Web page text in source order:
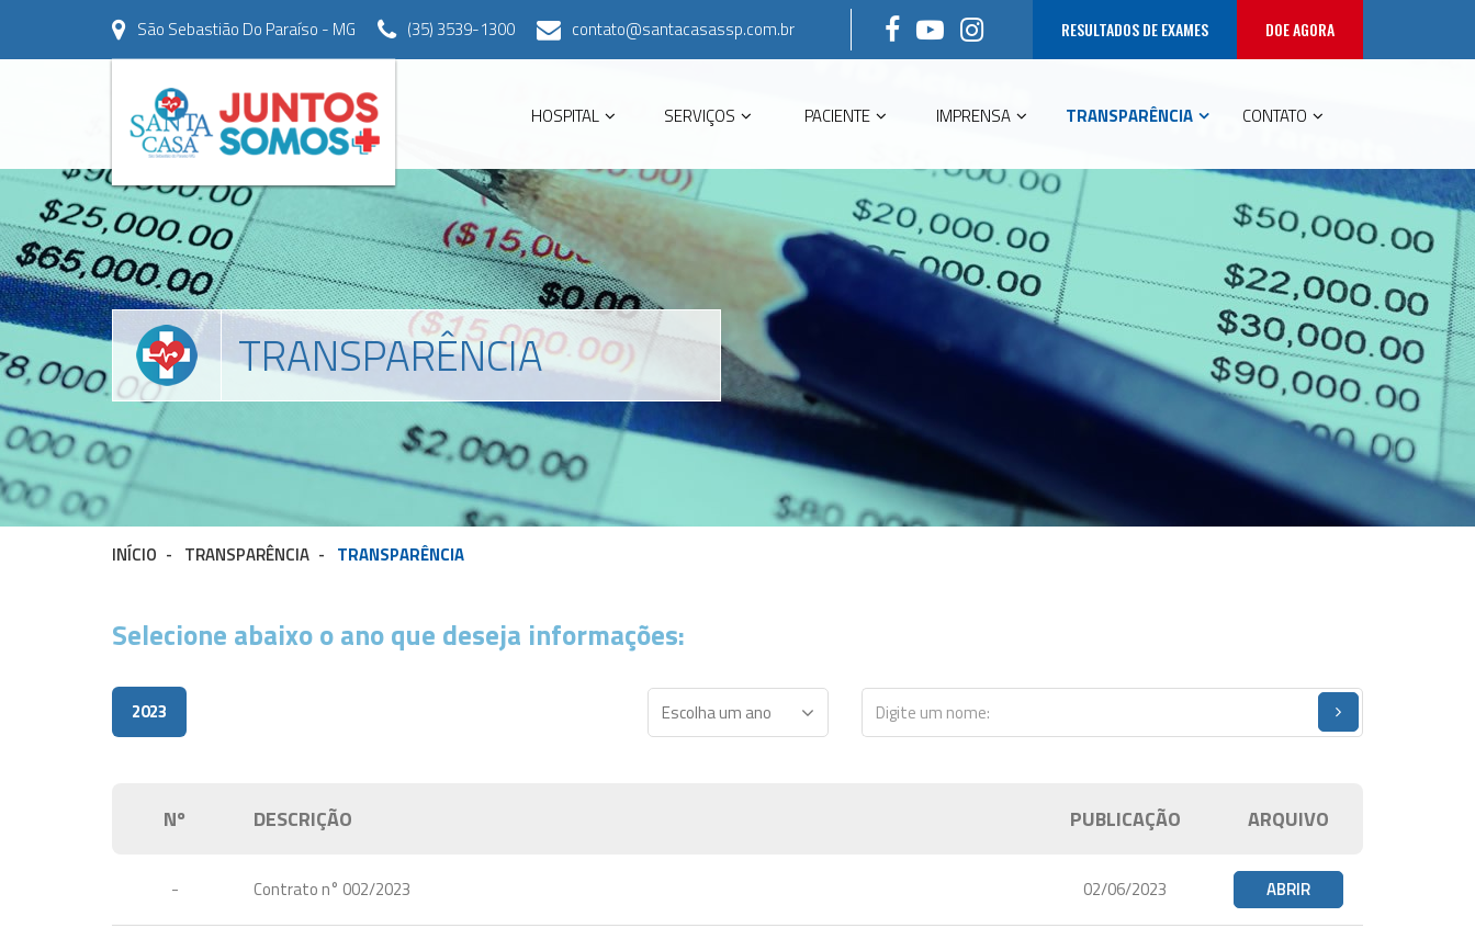
São Sebastião Do Paraíso - MG (35) 3539-1300 contato@santacasassp.com.br RESULTADOS DE EXAMES DOE AGORA
HOSPITAL SERVIÇOS PACIENTE IMPRENSA TRANSPARÊNCIA CONTATO
TRANSPARÊNCIA
INÍCIO - TRANSPARÊNCIA - TRANSPARÊNCIA
Selecione abaixo o ano que deseja informações:
2023
Nº DESCRIÇÃO PUBLICAÇÃO ARQUIVO
- Contrato n° 002/2023 02/06/2023 ABRIR